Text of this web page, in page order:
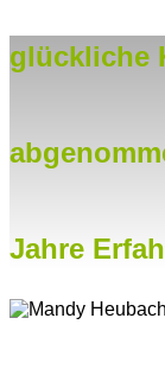
glückliche
Jahre